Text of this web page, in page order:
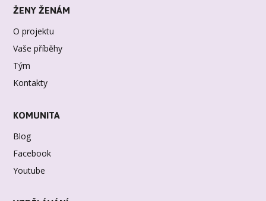
ŽENY ŽENÁM
O projektu
Vaše příběhy
Tým
Kontakty
KOMUNITA
Blog
Facebook
Youtube